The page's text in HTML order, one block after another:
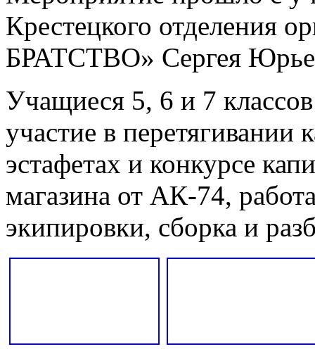
Крестецкого отделения
БРАТСТВО» Сергея
Учащиеся 5, 6 и 7
участие в перетягивании
эстафетах и конкурсе
магазина от АК-74,
экипировки, сборка и